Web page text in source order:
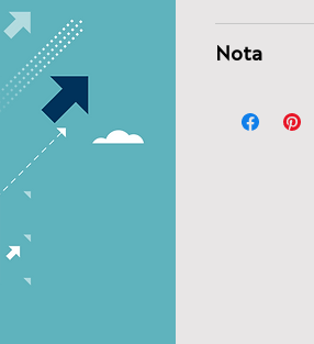
Nota
primirea